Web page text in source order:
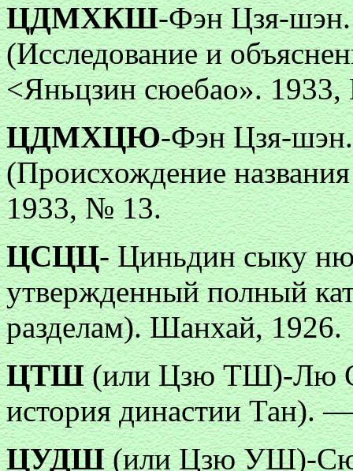
ЦДМХКШ-Фэн Цзя-
(Исследование и
<Яньцзин сюебао».
ЦДМХЦЮ-Фэн Цзя-
(Происхождение
1933, № 13.
ЦСЦЦ- Циньдин сыку
утвержденный полный
разделам). Шанхай, 1926.
ЦТШ(или Цзю ТШ)-Лю
история династии Тан).
ЦУДШ(или Цзю УШ)-